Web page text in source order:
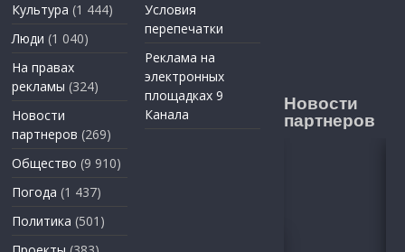
Культура (1 444)
Люди (1 040)
На правах
рекламы (324)
Новости
партнеров (269)
Общество (9 910)
Погода (1 437)
Политика (501)
Условия
перепечатки
Реклама на
электронных
площадках 9
Канала
Новости
партнеров